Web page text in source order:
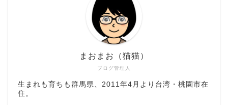
ブログ管理人
まおまお（猫猫）
生まれも育ちも群馬県、2011年4月より台湾・桃園市在
住。